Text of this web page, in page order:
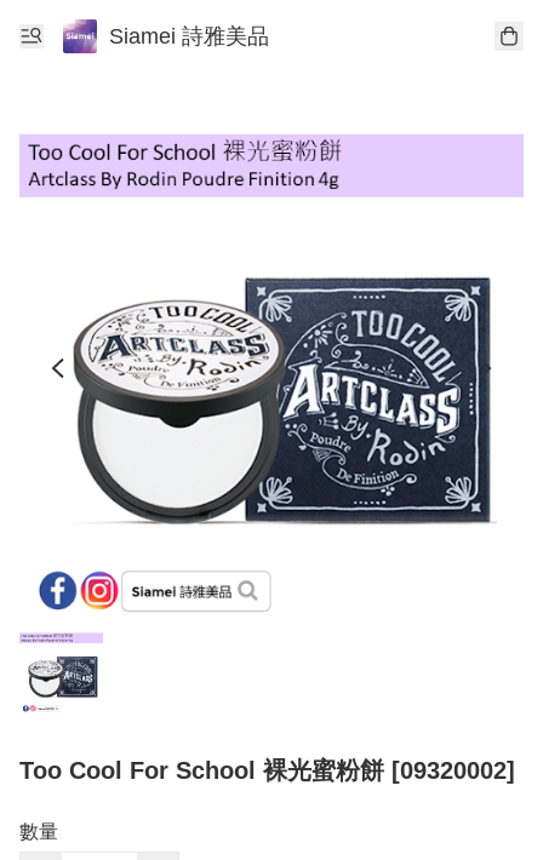
Siamei 詩雅美品
Too Cool For School 裸光蜜粉餅 [09320002]
數量